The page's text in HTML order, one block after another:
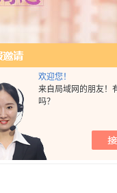
欢迎您！
来自局域网的朋友！
吗？
隔膜泵，PH计，酸度计 |